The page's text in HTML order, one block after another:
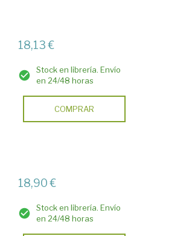
18,13 €
Stock en librería. Envío
en 24/48 horas
COMPRAR
18,90 €
Stock en librería. Envío
en 24/48 horas